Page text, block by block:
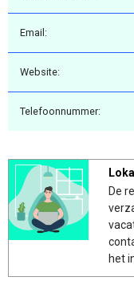
Email:
Website:
Telefoonnummer:
De
het